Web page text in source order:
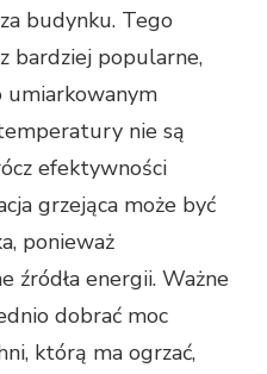
budynku. Tego
bardziej popularne,
umiarkowanym
nie są
efektywności
grzejąca może być
ponieważ
źródła energii. Ważne
dobrać moc
którą ma ogrzać,